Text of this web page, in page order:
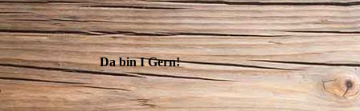
Da bin I Gern!